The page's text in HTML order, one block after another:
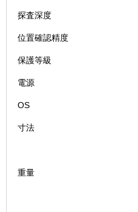
探査深度
位置確認精度
保護等級
電源
OS
寸法
重量